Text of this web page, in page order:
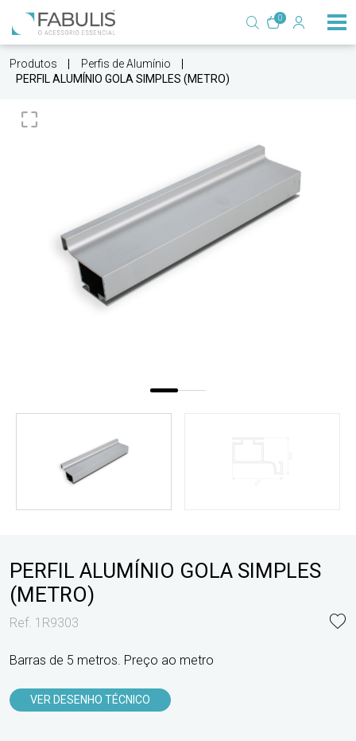
0
Produtos
Perfis de Alumínio
PERFIL ALUMÍNIO GOLA SIMPLES (METRO)
PERFIL ALUMÍNIO GOLA SIMPLES
(METRO)
Ref. 1R9303
Barras de 5 metros. Preço ao metro
VER DESENHO TÉCNICO